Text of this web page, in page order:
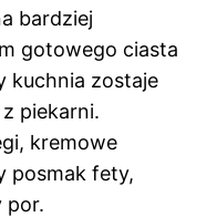
bardziej
gotowego ciasta
kuchnia zostaje
piekarni.
kremowe
posmak fety,
por.